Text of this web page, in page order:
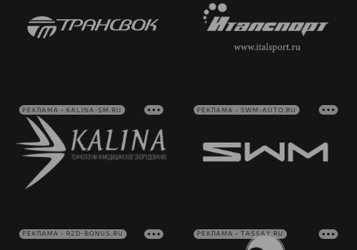
РЕКЛАМА • KALINA-SM.RU РЕКЛАМА • SWM-AUTO.RU
РЕКЛАМА • RZD-BONUS.RU РЕКЛАМА • TASSAY.RU